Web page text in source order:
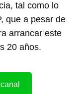
tal como lo
que a pesar de
arrancar este
20 años.